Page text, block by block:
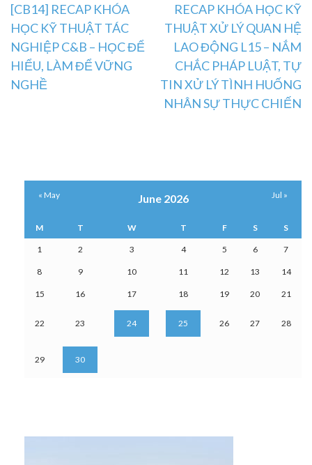
Post
navigation
[CB14] RECAP KHÓA
HỌC KỸ THUẬT TÁC
NGHIỆP C&B – HỌC ĐỂ
HIỂU, LÀM ĐỂ VỮNG
NGHỀ
RECAP KHÓA HỌC KỸ
THUẬT XỬ LÝ QUAN HỆ
LAO ĐỘNG L15 – NẮM
CHẮC PHÁP LUẬT, TỰ
TIN XỬ LÝ TÌNH HUỐNG
NHÂN SỰ THỰC CHIẾN
June 2026
M T W T F S S
1 2 3 4 5 6 7
8 9 10 11 12 13 14
15 16 17 18 19 20 21
22 23 24 25 26 27 28
29 30
« May Jul »